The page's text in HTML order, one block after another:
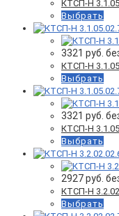
КТСП-Н
Выбрать
3321 руб.
КТСП-Н
Выбрать
3321 руб.
КТСП-Н
Выбрать
2927руб.
КТСП-Н
Выбрать